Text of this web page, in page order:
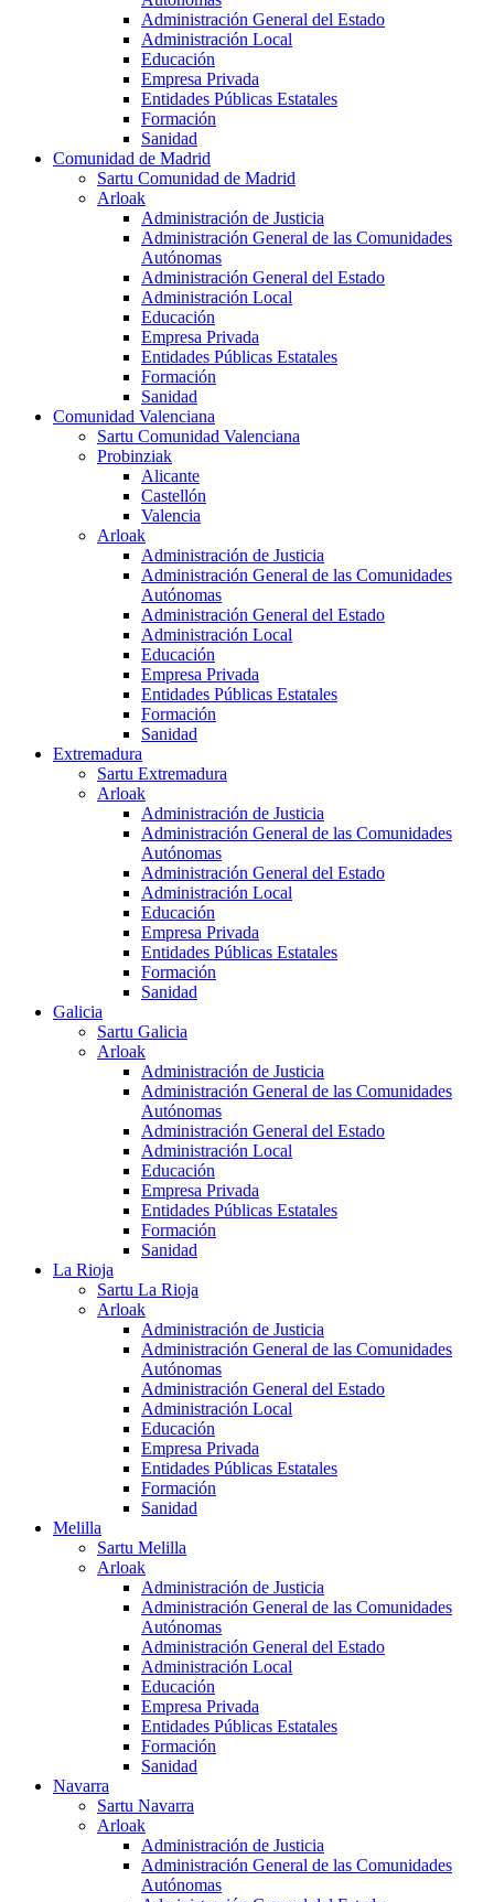
Administración General del Estado
Administración Local
Educación
Empresa Privada
Entidades Públicas Estatales
Formación
Sanidad
Comunidad de Madrid
Sartu Comunidad de Madrid
Arloak
Administración de Justicia
Administración General de las Comunidades
Autónomas
Administración General del Estado
Administración Local
Educación
Empresa Privada
Entidades Públicas Estatales
Formación
Sanidad
Comunidad Valenciana
Sartu Comunidad Valenciana
Probinziak
Alicante
Castellón
Valencia
Arloak
Administración de Justicia
Administración General de las Comunidades
Autónomas
Administración General del Estado
Administración Local
Educación
Empresa Privada
Entidades Públicas Estatales
Formación
Sanidad
Extremadura
Sartu Extremadura
Arloak
Administración de Justicia
Administración General de las Comunidades
Autónomas
Administración General del Estado
Administración Local
Educación
Empresa Privada
Entidades Públicas Estatales
Formación
Sanidad
Galicia
Sartu Galicia
Arloak
Administración de Justicia
Administración General de las Comunidades
Autónomas
Administración General del Estado
Administración Local
Educación
Empresa Privada
Entidades Públicas Estatales
Formación
Sanidad
La Rioja
Sartu La Rioja
Arloak
Administración de Justicia
Administración General de las Comunidades
Autónomas
Administración General del Estado
Administración Local
Educación
Empresa Privada
Entidades Públicas Estatales
Formación
Sanidad
Melilla
Sartu Melilla
Arloak
Administración de Justicia
Administración General de las Comunidades
Autónomas
Administración General del Estado
Administración Local
Educación
Empresa Privada
Entidades Públicas Estatales
Formación
Sanidad
Navarra
Sartu Navarra
Arloak
Administración de Justicia
Administración General de las Comunidades
Autónomas